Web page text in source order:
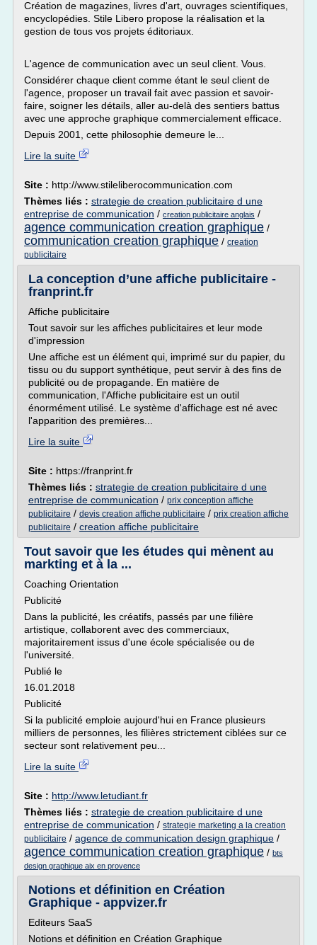
Création de magazines, livres d'art, ouvrages scientifiques,
encyclopédies. Stile Libero propose la réalisation et la
gestion de tous vos projets éditoriaux.
L'agence de communication avec un seul client. Vous.
Considérer chaque client comme étant le seul client de
l'agence, proposer un travail fait avec passion et savoir-
faire, soigner les détails, aller au-delà des sentiers battus
avec une approche graphique commercialement efficace.
Depuis 2001, cette philosophie demeure le...
Lire la suite
Site : http://www.stileliberocommunication.com
Thèmes liés : strategie de creation publicitaire d une
entreprise de communication / creation publicitaire anglais /
agence communication creation graphique /
communication creation graphique / creation
publicitaire
La conception d’une affiche publicitaire -
franprint.fr
Affiche publicitaire
Tout savoir sur les affiches publicitaires et leur mode
d'impression
Une affiche est un élément qui, imprimé sur du papier, du
tissu ou du support synthétique, peut servir à des fins de
publicité ou de propagande. En matière de
communication, l'Affiche publicitaire est un outil
énormément utilisé. Le système d'affichage est né avec
l'apparition des premières...
Lire la suite
Site : https://franprint.fr
Thèmes liés : strategie de creation publicitaire d une
entreprise de communication / prix conception affiche
publicitaire / devis creation affiche publicitaire / prix creation affiche
publicitaire / creation affiche publicitaire
Tout savoir que les études qui mènent au
markting et à la ...
Coaching Orientation
Publicité
Dans la publicité, les créatifs, passés par une filière
artistique, collaborent avec des commerciaux,
majoritairement issus d'une école spécialisée ou de
l'université.
Publié le
16.01.2018
Publicité
Si la publicité emploie aujourd'hui en France plusieurs
milliers de personnes, les filières strictement ciblées sur ce
secteur sont relativement peu...
Lire la suite
Site : http://www.letudiant.fr
Thèmes liés : strategie de creation publicitaire d une
entreprise de communication / strategie marketing a la creation
publicitaire / agence de communication design graphique /
agence communication creation graphique / bts
design graphique aix en provence
Notions et définition en Création
Graphique - appvizer.fr
Editeurs SaaS
Notions et définition en Création Graphique